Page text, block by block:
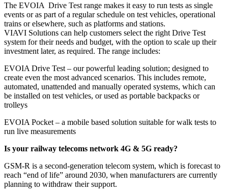
The EVOIA Drive Test range makes it easy to run tests as single
events or as part of a regular schedule on test vehicles, operational
trains or elsewhere, such as platforms and stations.
VIAVI Solutions can help customers select the right Drive Test
system for their needs and budget, with the option to scale up their
investment later, as required. The range includes:
EVOIA Drive Test – our powerful leading solution; designed to
create even the most advanced scenarios. This includes remote,
automated, unattended and manually operated systems, which can
be installed on test vehicles, or used as portable backpacks or
trolleys
EVOIA Pocket – a mobile based solution suitable for walk tests to
run live measurements
Is your railway telecoms network 4G & 5G ready?
GSM-R is a second-generation telecom system, which is forecast to
reach “end of life” around 2030, when manufacturers are currently
planning to withdraw their support.